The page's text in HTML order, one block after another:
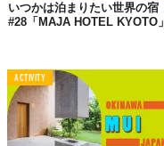
いつかは泊まりたい世界の宿
#28「MAJA HOTEL KYOTO」
ACTIVITY